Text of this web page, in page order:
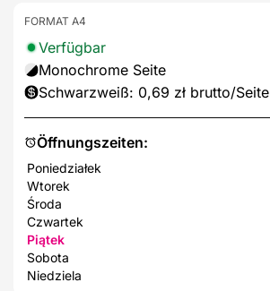
Öffnungszeiten:
Poniedziałek
Wtorek
Środa
Czwartek
Piątek
Sobota
Niedziela
FORMAT A4
Verfügbar
Monochrome Seite
Schwarzweiß: 0,69 zł brutto/Seite